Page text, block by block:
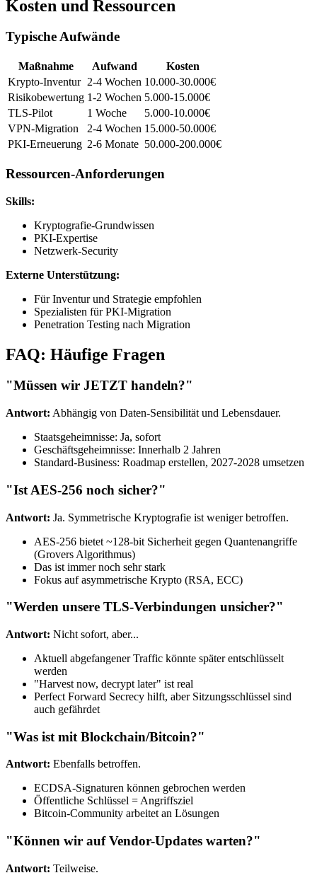
Kosten und Ressourcen
Typische Aufwände
Maßnahme Aufwand
Kosten
Krypto-Inventur 2-4 Wochen 10.000-30.000€
Risikobewertung 1-2 Wochen 5.000-15.000€
TLS-Pilot
1 Woche
5.000-10.000€
VPN-Migration
2-4 Wochen 15.000-50.000€
PKI-Erneuerung 2-6 Monate 50.000-200.000€
Ressourcen-Anforderungen
Skills:
Kryptografie-Grundwissen
PKI-Expertise
Netzwerk-Security
Externe Unterstützung:
Für Inventur und Strategie empfohlen
Spezialisten für PKI-Migration
Penetration Testing nach Migration
FAQ: Häufige Fragen
"Müssen wir JETZT handeln?"
Antwort: Abhängig von Daten-Sensibilität und Lebensdauer.
Staatsgeheimnisse: Ja, sofort
Geschäftsgeheimnisse: Innerhalb 2 Jahren
Standard-Business: Roadmap erstellen, 2027-2028 umsetzen
"Ist AES-256 noch sicher?"
Antwort: Ja. Symmetrische Kryptografie ist weniger betroffen.
AES-256 bietet ~128-bit Sicherheit gegen Quantenangriffe
(Grovers Algorithmus)
Das ist immer noch sehr stark
Fokus auf asymmetrische Krypto (RSA, ECC)
"Werden unsere TLS-Verbindungen unsicher?"
Antwort: Nicht sofort, aber...
Aktuell abgefangener Traffic könnte später entschlüsselt
werden
"Harvest now, decrypt later" ist real
Perfect Forward Secrecy hilft, aber Sitzungsschlüssel sind
auch gefährdet
"Was ist mit Blockchain/Bitcoin?"
Antwort: Ebenfalls betroffen.
ECDSA-Signaturen können gebrochen werden
Öffentliche Schlüssel = Angriffsziel
Bitcoin-Community arbeitet an Lösungen
"Können wir auf Vendor-Updates warten?"
Antwort: Teilweise.